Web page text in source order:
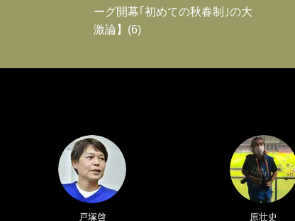
ーグ開幕｢初めての秋春制｣の大
激論】(6)
戸塚啓 原壮史